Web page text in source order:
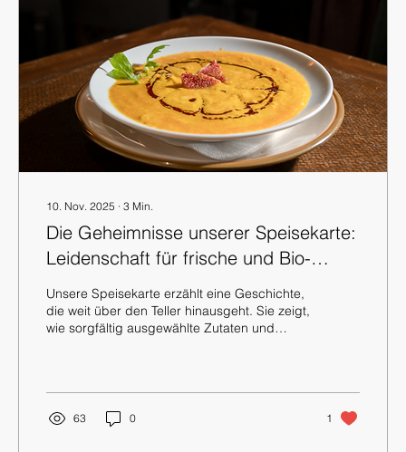
10. Nov. 2025 ∙ 3 Min.
Die Geheimnisse unserer Speisekarte:
Leidenschaft für frische und Bio-
Zutaten
Unsere Speisekarte erzählt eine Geschichte,
die weit über den Teller hinausgeht. Sie zeigt,
wie sorgfältig ausgewählte Zutaten und
Mitte suchen, das nicht nur auf
Nachhaltigkeit setzt, sondern auch auf
Qualität und Authentizität, ist unsere Küche
63 0 1